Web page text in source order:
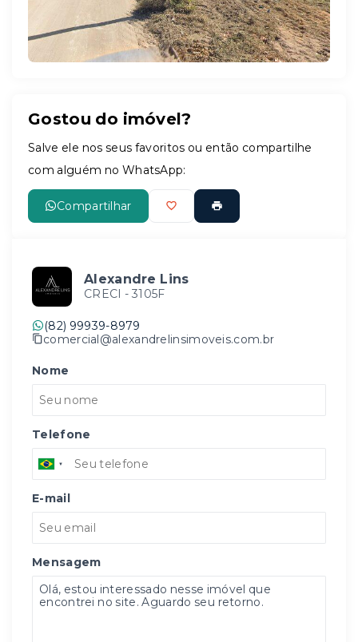
Gostou do imóvel?
Salve ele nos seus favoritos ou então compartilhe
com alguém no WhatsApp:
Compartilhar
Alexandre Lins
CRECI - 3105F
(82) 99939-8979
comercial@alexandrelinsimoveis.com.br
Nome
Telefone
E-mail
Mensagem